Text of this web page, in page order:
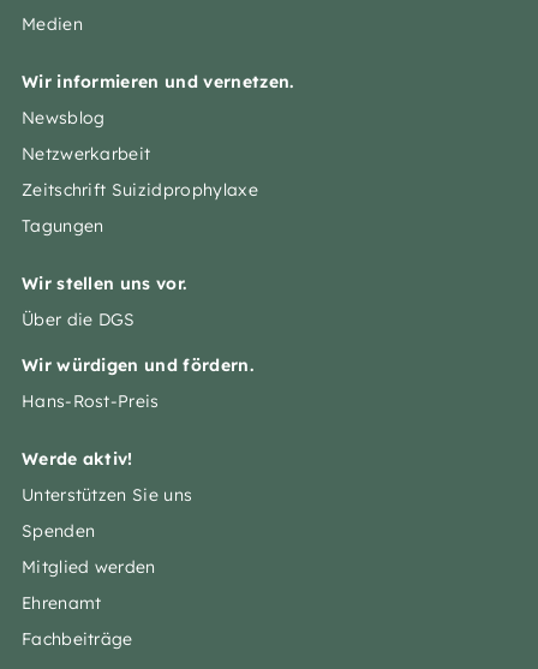
Medien
Wir informieren und vernetzen.
Newsblog
Netzwerkarbeit
Zeitschrift Suizidprophylaxe
Tagungen
Wir stellen uns vor.
Über die DGS
Wir würdigen und fördern.
Hans-Rost-Preis
Werde aktiv!
Unterstützen Sie uns
Spenden
Mitglied werden
Ehrenamt
Fachbeiträge